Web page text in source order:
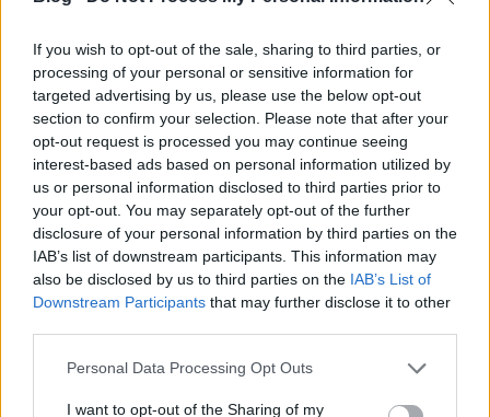
If you wish to opt-out of the sale, sharing to third parties, or
processing of your personal or sensitive information for
targeted advertising by us, please use the below opt-out
section to confirm your selection. Please note that after your
opt-out request is processed you may continue seeing
interest-based ads based on personal information utilized by
us or personal information disclosed to third parties prior to
your opt-out. You may separately opt-out of the further
disclosure of your personal information by third parties on the
IAB’s list of downstream participants. This information may
also be disclosed by us to third parties on the IAB’s List of
Downstream Participants that may further disclose it to other
Please note that this website/app uses one or more Google
not limited to your visit or usage behaviour. You may click to
Personal Data Processing Opt Outs
I want to opt-out of the Sharing of my
Bulgáriát választották az új összeszerelő üzemük
meghiúsult. Kedden a Build Your Dream (BYD)
eljutatott egy közleményt az…
Mégis lehet EU-s pénzből buszokat
venni!
_zahnrad•2013. szeptember 25.
Csoda történt! Legalábbis ha a BKK tavaly novemberi
álláspontját vesszük figyelembe, mivel most épp ők
terveznek beszerezni 16 darab dízel meghajtású
buszt a kohéziós alapok támogatásával. A
buszbeszerzések akadozása tavaly októberben arra
sarkallt minket, hogy megnézzük a…